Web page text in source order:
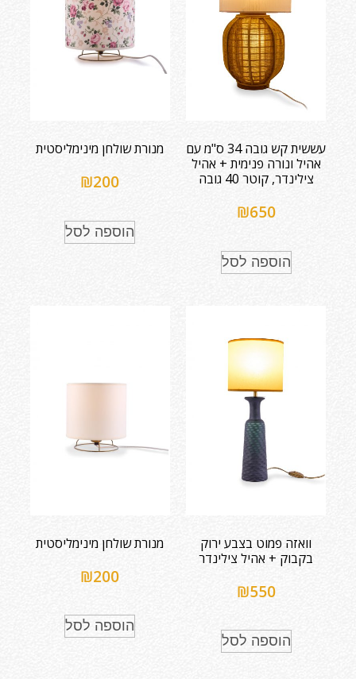
עששית קש גובה 34 ס"מ עם
אהיל ונורה פנימית + אהיל
צילינדר, קוטר 40 גובה
₪650
הוספה לסל
מנורת שולחן מינימליסטית
₪200
הוספה לסל
וואזה פמוט בצבע ירוק
בקבוק + אהיל צילינדר
₪550
הוספה לסל
מנורת שולחן מינימליסטית
₪200
הוספה לסל